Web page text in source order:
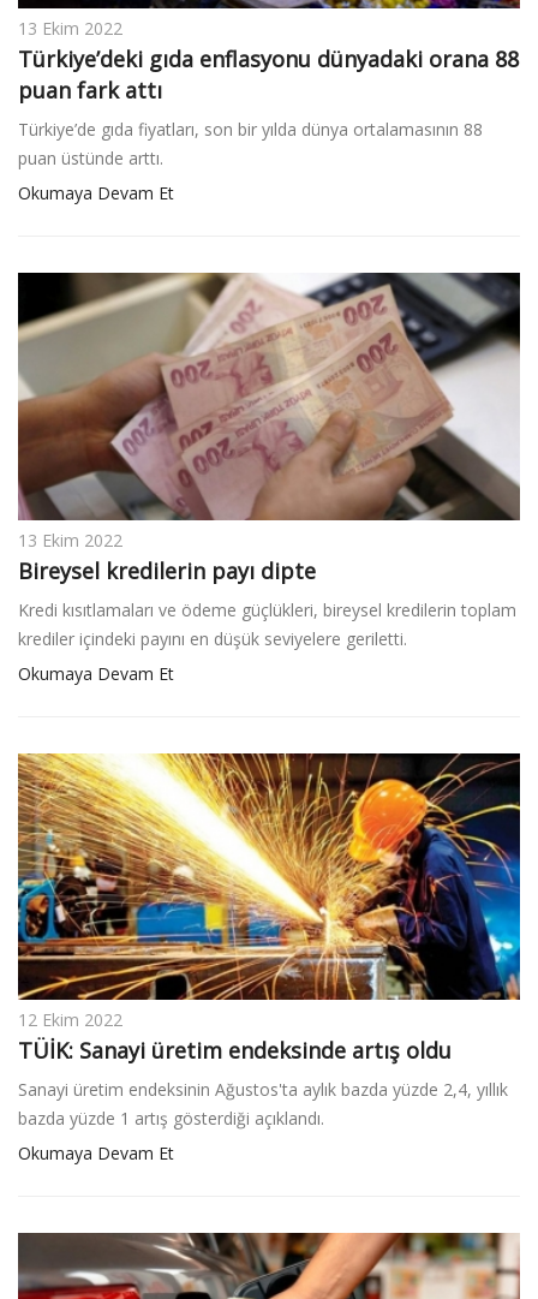
13 Ekim 2022
Türkiye’deki gıda enflasyonu dünyadaki orana 88
puan fark attı
Türkiye’de gıda fiyatları, son bir yılda dünya ortalamasının 88
puan üstünde arttı.
Okumaya Devam Et
13 Ekim 2022
Bireysel kredilerin payı dipte
Kredi kısıtlamaları ve ödeme güçlükleri, bireysel kredilerin toplam
krediler içindeki payını en düşük seviyelere geriletti.
Okumaya Devam Et
12 Ekim 2022
TÜİK: Sanayi üretim endeksinde artış oldu
Sanayi üretim endeksinin Ağustos'ta aylık bazda yüzde 2,4, yıllık
bazda yüzde 1 artış gösterdiği açıklandı.
Okumaya Devam Et